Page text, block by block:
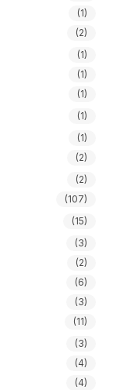
(1)
(2)
(1)
(1)
(1)
(1)
(1)
(2)
(2)
(107)
(15)
(3)
(2)
(6)
(3)
(11)
(3)
(4)
(4)